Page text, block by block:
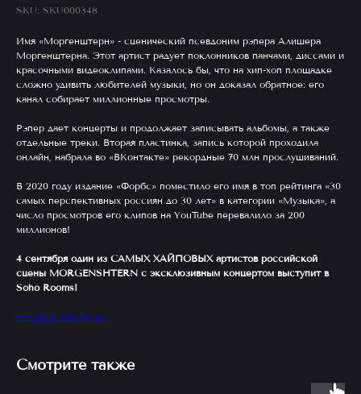
SKU: SKU000348
Имя «Моргенштерн» - сценический псевдоним рэпера Алишера
Моргенштерна. Этот артист радует поклонников панчами, диссами и
красочными видеоклипами. Казалось бы, что на хип-хоп площадке
сложно удивить любителей музыки, но он доказал обратное: его
канал собирает миллионные просмотры.
Рэпер дает концерты и продолжает записывать альбомы, а также
отдельные треки. Вторая пластинка, запись которой проходила
онлайн, набрала во «ВКонтакте» рекордные 70 млн прослушиваний.
В 2020 году издание «Форбс» поместило его имя в топ рейтинга «30
самых перспективных россиян до 30 лет» в категории «Музыка», а
число просмотров его клипов на YouTube перевалило за 200
миллионов!
4 сентября один из САМЫХ ХАЙПОВЫХ артистов российской
сцены MORGENSHTERN с эксклюзивным концертом выступит в
Soho Rooms!
+7 (495) 988-74-44
Смотрите также